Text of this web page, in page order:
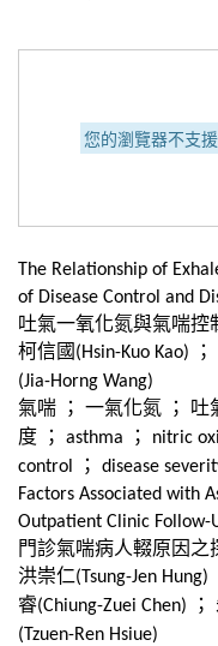
您的瀏覽器不支
The Relationship of
of Disease Control and
吐氣一氧化氮與氣喘控
柯信國 (Hsin-Kuo Kao) ；
(Jia-Horng Wang)
氣喘 ； 一氣化氮 ； 吐
度
； asthma ； nitric
control
；
disease
Factors Associated with
Outpatient Clinic Follow-
門診氣喘病人輟原因之
洪崇仁(Tsung-Jen Hung)
睿(Chiung-Zuei Chen) ；
(Tzuen-Ren Hsiue)